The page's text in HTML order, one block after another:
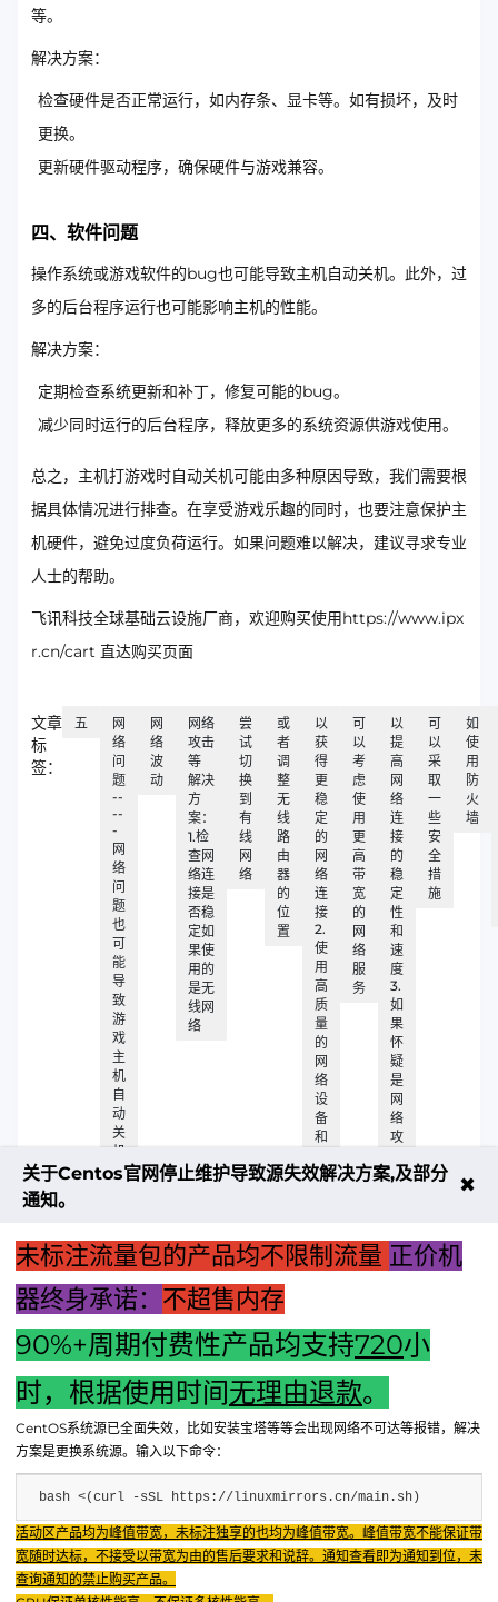
等。
解决方案：
检查硬件是否正常运行，如内存条、显卡等。如有损坏，及时
更换。
更新硬件驱动程序，确保硬件与游戏兼容。
四、软件问题
操作系统或游戏软件的bug也可能导致主机自动关机。此外，过
多的后台程序运行也可能影响主机的性能。
解决方案：
定期检查系统更新和补丁，修复可能的bug。
减少同时运行的后台程序，释放更多的系统资源供游戏使用。
总之，主机打游戏时自动关机可能由多种原因导致，我们需要根
据具体情况进行排查。在享受游戏乐趣的同时，也要注意保护主
机硬件，避免过度负荷运行。如果问题难以解决，建议寻求专业
人士的帮助。
飞讯科技全球基础云设施厂商，欢迎购买使用https://www.ipx
r.cn/cart 直达购买页面
文章
标
签：
五
网
络
问
题
--
--
-
网
络
问
题
也
可
能
导
致
游
戏
主
机
自
动
关
机
或
不
稳
定
例
网
络
波
动
网络
攻击
等
解决
方
案：
1.检
查网
络连
接是
否稳
定如
果使
用的
是无
线网
络
尝
试
切
换
到
有
线
网
络
或
者
调
整
无
线
路
由
器
的
位
置
以
获
得
更
稳
定
的
网
络
连
接
2.
使
用
高
质
量
的
网
络
设
备
和
务
能
的
可
以
考
虑
使
用
更
高
带
宽
的
网
络
服
务
以
提
高
网
络
连
接
的
稳
定
性
和
速
度
3.
如
果
怀
疑
是
网
络
攻
导
题
可
以
采
取
一
些
安
全
措
施
如
使
用
防
火
墙
解析】
下一篇：电脑主机更换显卡后产生异味：原因解析与解决方案
Fenxun Tech 飞讯科技旗下云平台，相关服务主体：
重庆飞讯科技有限公司|中国电信股份有限公司荣昌分公司 提供网络服务 |
重庆飞讯科技有限公司|酷盾 提供CDN服务
关于Centos官网停止维护导致源失效解决方案,及部分
通知。
✖
未标注流量包的产品均不限制流量 正价机
器终身承诺： 不超售内存
90%+周期付费性产品均支持720小
时，根据使用时间无理由退款。
CentOS系统源已全面失效，比如安装宝塔等等会出现网络不可达等报错，解决
方案是更换系统源。输入以下命令：
bash <(curl -sSL https://linuxmirrors.cn/main.sh)
活动区产品均为峰值带宽，未标注独享的也均为峰值带宽。峰值带宽不能保证带
宽随时达标，不接受以带宽为由的售后要求和说辞。通知查看即为通知到位，未
查询通知的禁止购买产品。